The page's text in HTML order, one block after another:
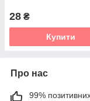
28 ₴
Купити
Про нас
99% позитивних